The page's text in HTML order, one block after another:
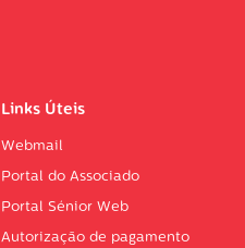
Links Úteis
Webmail
Portal do Associado
Portal Sénior Web
Autorização de pagamento